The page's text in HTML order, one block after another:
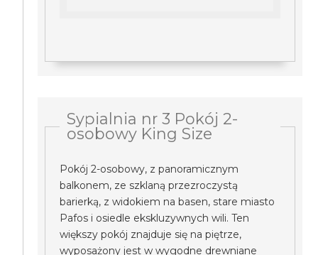
Sypialnia nr 3 Pokój 2-
osobowy King Size
Pokój 2-osobowy, z panoramicznym
balkonem, ze szklaną przezroczystą
barierką, z widokiem na basen, stare miasto
Pafos i osiedle ekskluzywnych wili. Ten
większy pokój znajduje się na piętrze,
wyposażony jest w wygodne drewniane